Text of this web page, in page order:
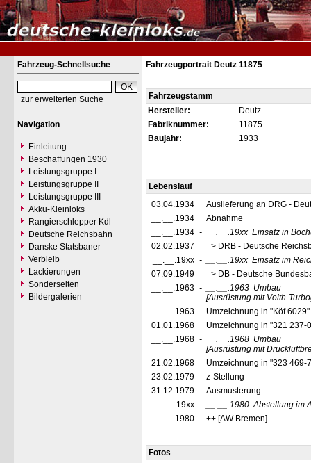
Fahrzeug-Schnellsuche
zur erweiterten Suche
Navigation
Einleitung
Beschaffungen 1930
Leistungsgruppe I
Leistungsgruppe II
Leistungsgruppe III
Akku-Kleinloks
Rangierschlepper Kdl
Deutsche Reichsbahn
Danske Statsbaner
Verbleib
Lackierungen
Sonderseiten
Bildergalerien
Fahrzeugportrait Deutz 11875
Fahrzeugstamm
Hersteller:
Deutz
Fabriknummer:
11875
Baujahr:
1933
Lebenslauf
03.04.1934
Auslieferung an DRG -
__.__.1934
Abnahme
__.__.1934 - __.__.19xx Einsatz in
02.02.1937
=> DRB - Deutsche
__.__.19xx - __.__.19xx Einsatz im
07.09.1949
=> DB - Deutsche
__.__.1963 - __.__.1963 Umbau
[Ausrüstung mit Voith-
__.__.1963
Umzeichnung in "Köf 6029"
01.01.1968
Umzeichnung in "321 237-
__.__.1968 - __.__.1968 Umbau
[Ausrüstung mit
21.02.1968
Umzeichnung in "323 469-
23.02.1979
z-Stellung
31.12.1979
Ausmusterung
__.__.19xx - __.__.1980 Abstellung im
__.__.1980
++ [AW Bremen]
Fotos